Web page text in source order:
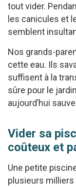
tout vider.
les canicules et
semblent
Nos grands-
cette eau. Ils
suffisent à la
sûre pour le
aujourd’hui
Vider sa
coûteux et
Une petite
plusieurs milliers